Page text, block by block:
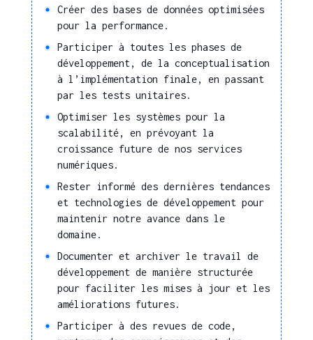
coordonner les
réalisations, études ou
développements
informatiques
(collaborateurs, sous-
Nouvelles
technologies
Paramétrer un logiciel,
numérique
Développer un logiciel,
application
Concevoir l'architecture
d'un système, d'un
Créer des bases de données optimisées
pour la performance.
Participer à toutes les phases de
développement, de la conceptualisation
à l’implémentation finale, en passant
par les tests unitaires.
Optimiser les systèmes pour la
scalabilité, en prévoyant la
croissance future de nos services
numériques.
Rester informé des dernières tendances
et technologies de développement pour
maintenir notre avance dans le
domaine.
Documenter et archiver le travail de
développement de manière structurée
pour faciliter les mises à jour et les
améliorations futures.
Participer à des revues de code,